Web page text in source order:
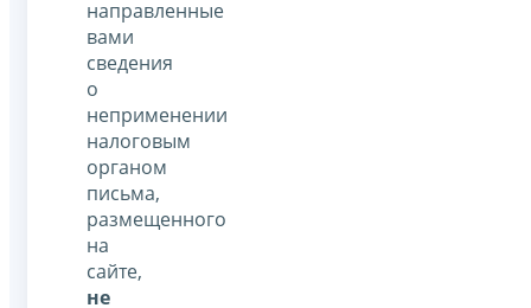
направленные
вами
сведения
о
неприменении
налоговым
органом
письма,
размещенного
на
сайте,
не